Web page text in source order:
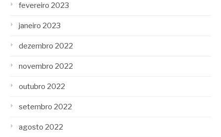
fevereiro 2023
janeiro 2023
dezembro 2022
novembro 2022
outubro 2022
setembro 2022
agosto 2022